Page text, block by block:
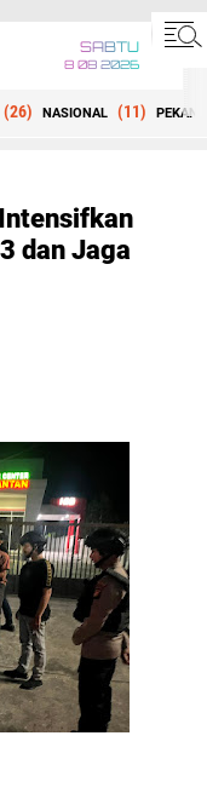
SABTU
8 08 2026
(26) NASIONAL (11)
dan Jaga